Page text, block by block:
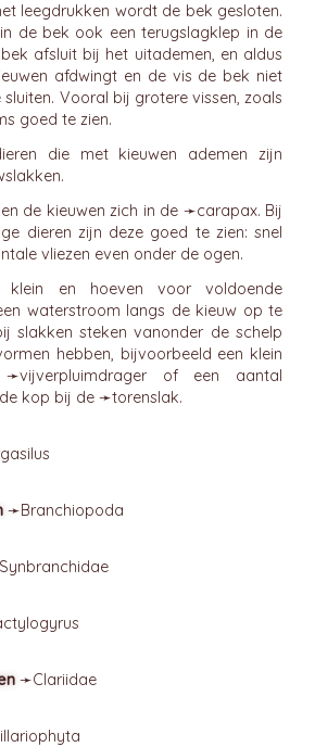
leegdrukken wordt de bek gesloten.
de bek ook een terugslagklep in de
afsluit bij het uitademen, en aldus
afdwingt en de vis de bek niet
Vooral bij grotere vissen, zoals
goed te zien.
die met kieuwen ademen zijn
de kieuwen zich in de ➛carapax. Bij
dieren zijn deze goed te zien: snel
vliezen even onder de ogen.
klein en hoeven voor voldoende
waterstroom langs de kieuw op te
slakken steken vanonder de schelp
hebben, bijvoorbeeld een klein
➛vijverpluimdragerof een aantal
kop bij de ➛torenslak.
➛Branchiopoda
Synbranchidae
➛Clariidae